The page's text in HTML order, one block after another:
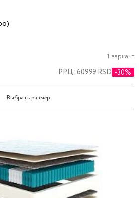
1 вариант
РРЦ: 60999 RSD -30%
Выбрать размер